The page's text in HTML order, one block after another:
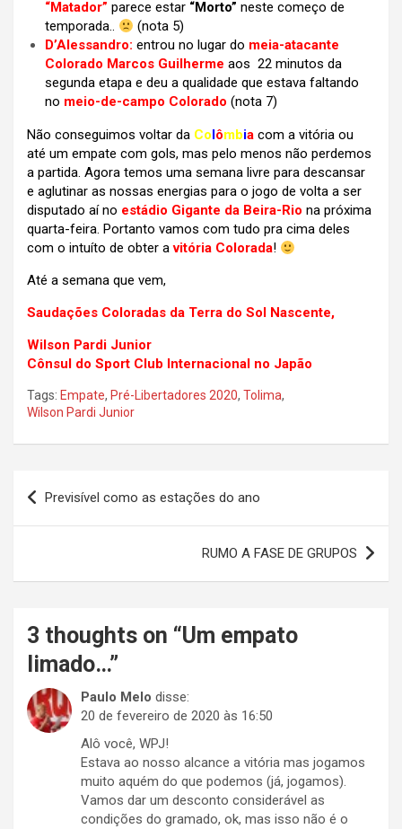
“Matador” parece estar “Morto” neste começo de
temporada..
(nota 5)
D’Alessandro: entrou no lugar do meia-atacante
Colorado Marcos Guilherme aos 22 minutos da
segunda etapa e deu a qualidade que estava faltando
no meio-de-campo Colorado (nota 7)
Não conseguimos voltar da Colômbia com a vitória ou
até um empate com gols, mas pelo menos não perdemos
a partida. Agora temos uma semana livre para descansar
e aglutinar as nossas energias para o jogo de volta a ser
disputado aí no estádio Gigante da Beira-Rio na próxima
quarta-feira. Portanto vamos com tudo pra cima deles
com o intuíto de obter avitória Colorada!
Até a semana que vem,
Saudações Coloradas da Terra do Sol Nascente,
Wilson Pardi Junior
Cônsul do Sport Club Internacional no Japão
Tags: Empate, Pré-Libertadores 2020, Tolima,
Wilson Pardi Junior
Navegação
de
Previsível como as estações do ano
RUMO A FASE DE GRUPOS
3 thoughts on “Um empato
limado…”
Paulo Melo disse:
20 de fevereiro de 2020 às 16:50
Alô você, WPJ!
Estava ao nosso alcance a vitória mas jogamos
muito aquém do que podemos (já, jogamos).
Vamos dar um desconto considerável as
condições do gramado, ok, mas isso não é o